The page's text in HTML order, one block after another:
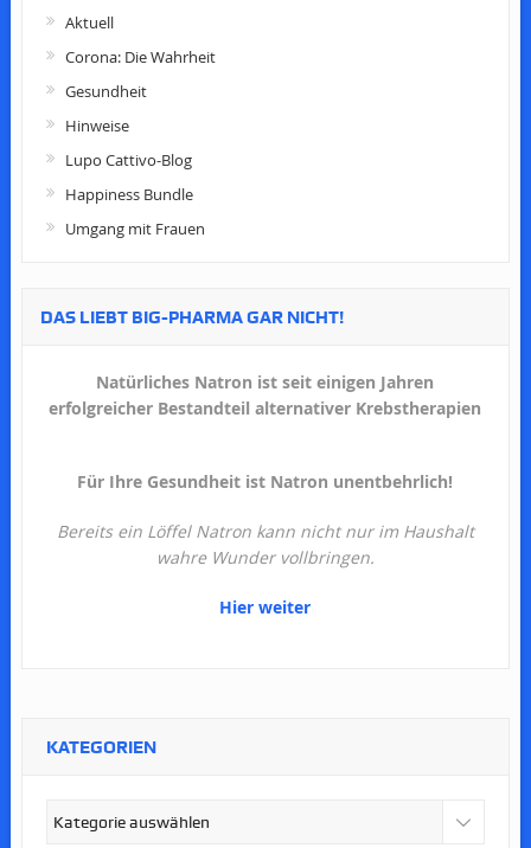
Aktuell
Corona: Die Wahrheit
Gesundheit
Hinweise
Lupo Cattivo-Blog
Happiness Bundle
Umgang mit Frauen
DAS LIEBT BIG-PHARMA GAR NICHT!
Natürliches Natron ist seit einigen Jahren
erfolgreicher Bestandteil alternativer Krebstherapien
Für Ihre Gesundheit ist Natron unentbehrlich!
Bereits ein Löffel Natron kann nicht nur im Haushalt
wahre Wunder vollbringen.
Hier weiter
KATEGORIEN